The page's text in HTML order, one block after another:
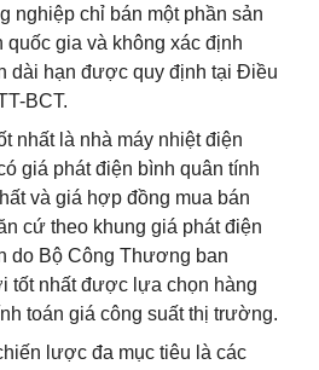
nghiệp chỉ bán một phần sản
quốc gia và không xác định
dài hạn được quy định tại Điều
BCT.
nhất là nhà máy nhiệt điện
giá phát điện bình quân tính
và giá hợp đồng mua bán
cứ theo khung giá phát điện
do Bộ Công Thương ban
tốt nhất được lựa chọn hàng
toán giá công suất thị trường.
lược đa mục tiêu là các